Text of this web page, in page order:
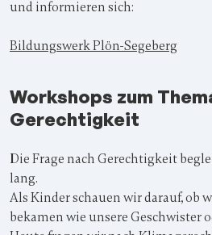
und informieren sich:
Bildungswerk Plön-Segeberg
Workshops zum
Gerechtigkeit
Die Frage nach Gerechtigkeit
lang.
Als Kinder schauen wir darauf, ob
bekamen wie unsere Geschwister